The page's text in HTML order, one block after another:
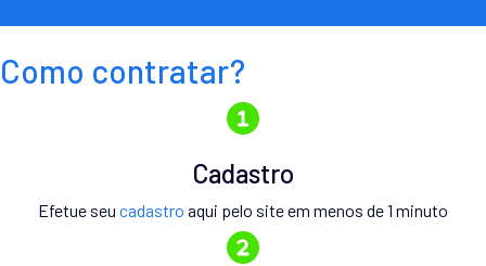
Como contratar?
Cadastro
Efetue seu cadastro aqui pelo site em menos de 1 minuto